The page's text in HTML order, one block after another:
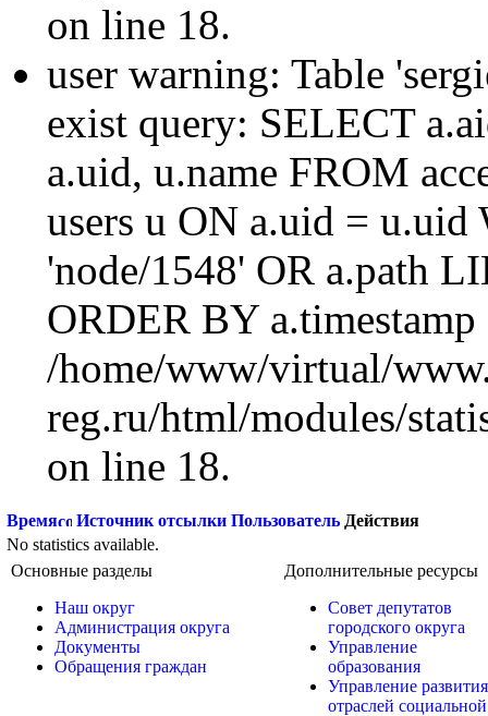
on line 18.
user warning: Table
exist query: SELECT
a.uid, u.name FROM
users u ON a.uid = u.uid
'node/1548' OR a.path
ORDER BY
/home/www/virtual/
reg.ru/html/modules/
on line 18.
Время Источник отсылки Пользователь Действия
No statistics available.
Основные разделы
Наш округ
Администрация округа
Документы
Обращения граждан
Дополнительные ресурсы
Совет депутатов
городского округа
Управление
образования
Управление развития
отраслей социальной